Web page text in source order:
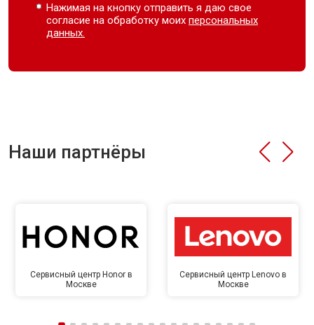
Нажимая на кнопку отправить я даю свое
согласие на обработку моихперсональных
данных.
Наши партнёры
Сервисный центр Honor в
Москве
Сервисный центр Lenovo в
Москве